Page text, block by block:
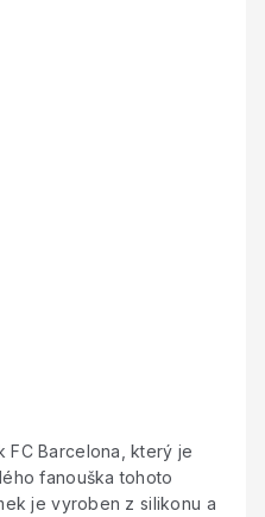
FC Barcelona, který je
fanouška tohoto
je vyroben z silikonu a